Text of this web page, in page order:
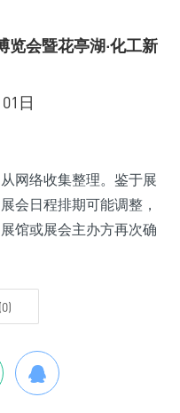
览会暨花亭湖·化工新
日
网络收集整理。鉴于展
会日程排期可能调整，
馆或展会主办方再次确
(0)